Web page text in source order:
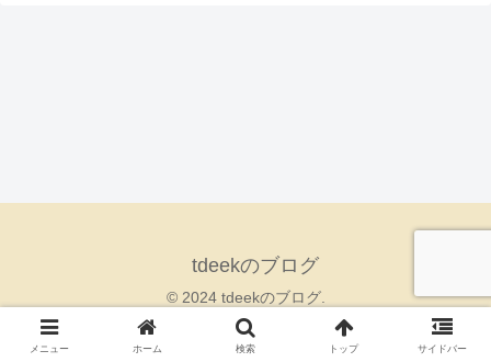
tdeekのブログ
© 2024 tdeekのブログ.
メニュー ホーム 検索 トップ サイドバー